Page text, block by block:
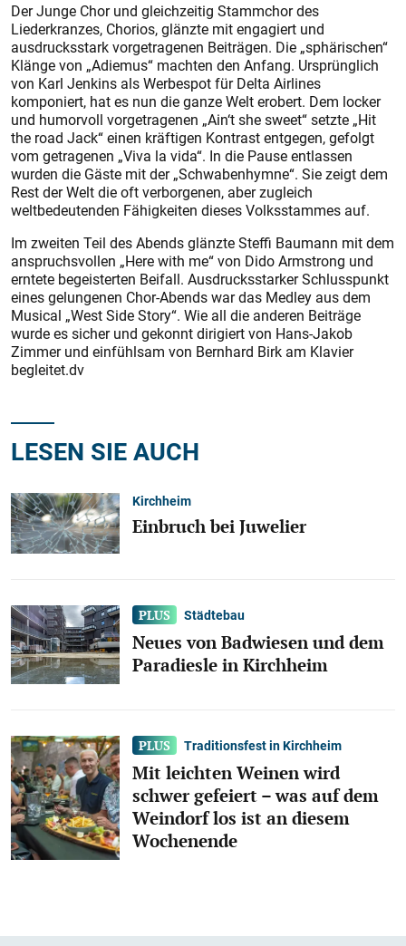
Der Junge Chor und gleichzeitig Stammchor des
Liederkranzes, Chorios, glänzte mit engagiert und
ausdrucksstark vorgetragenen Beiträgen. Die „sphärischen“
Klänge von „Adiemus“ machten den Anfang. Ursprünglich
von Karl Jenkins als Werbespot für Delta Airlines
komponiert, hat es nun die ganze Welt erobert. Dem locker
und humorvoll vorgetragenen „Ain‘t she sweet“ setzte „Hit
the road Jack“ einen kräftigen Kontrast entgegen, gefolgt
vom getragenen „Viva la vida“. In die Pause entlassen
wurden die Gäste mit der „Schwabenhymne“. Sie zeigt dem
Rest der Welt die oft verborgenen, aber zugleich
weltbedeutenden Fähigkeiten dieses Volksstammes auf.
Im zweiten Teil des Abends glänzte Steffi Baumann mit dem
anspruchsvollen „Here with me“ von Dido Armstrong und
erntete begeisterten Beifall. Ausdrucksstarker Schluss­punkt
eines gelungenen Chor-Abends war das Medley aus dem
Musical „West Side Story“. Wie all die anderen Beiträge
wurde es sicher und gekonnt dirigiert von Hans-Jakob
Zimmer und einfühlsam von Bernhard Birk am Klavier
begleitet.dv
LESEN SIE AUCH
Kirchheim
Einbruch bei Juwelier
Städtebau
Neues von Badwiesen und dem
Paradiesle in Kirchheim
Traditionsfest in Kirchheim
Mit leichten Weinen wird
schwer gefeiert – was auf dem
Weindorf los ist an diesem
Wochenende